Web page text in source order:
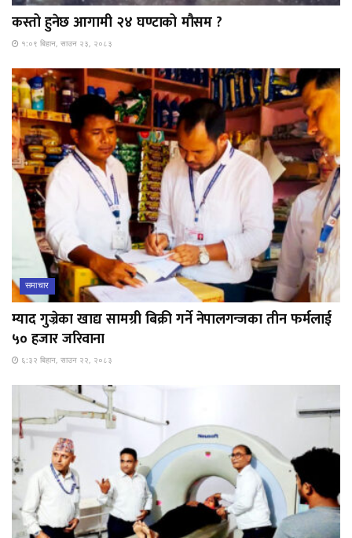
कस्तो हुनेछ आगामी २४ घण्टाको मौसम ?
१:०९ बिहान, साउन २३, २०८३
समाचार
म्याद गुज्रेका खाद्य सामग्री बिक्री गर्ने नेपालगन्जका तीन फर्मलाई
५० हजार जरिवाना
६:३२ बिहान, साउन २२, २०८३